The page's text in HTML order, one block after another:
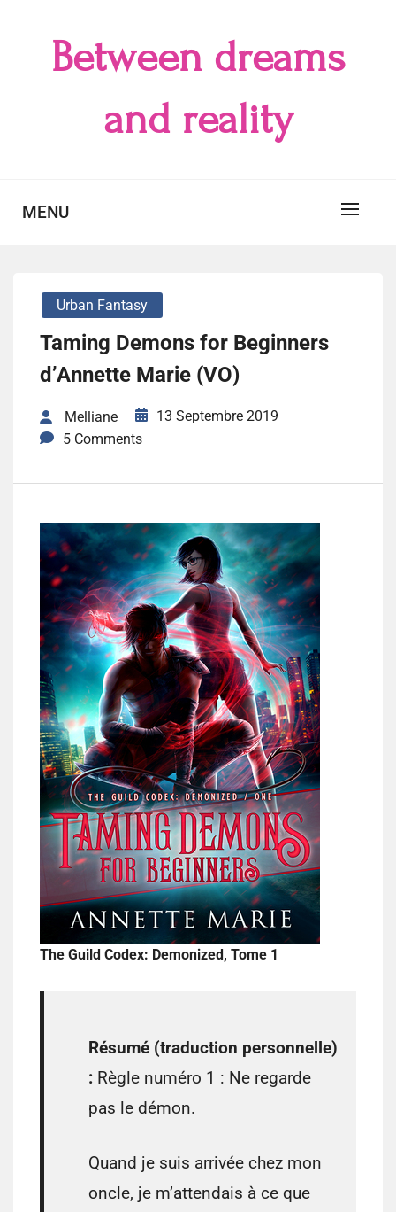
Between dreams
and reality
MENU
Urban Fantasy
Taming Demons for Beginners
d’Annette Marie (VO)
Melliane
13 Septembre 2019
5 Comments
The Guild Codex: Demonized, Tome 1
Résumé (traduction personnelle)
: Règle numéro 1 : Ne regarde
pas le démon.
Quand je suis arrivée chez mon
oncle, je m’attendais à ce que